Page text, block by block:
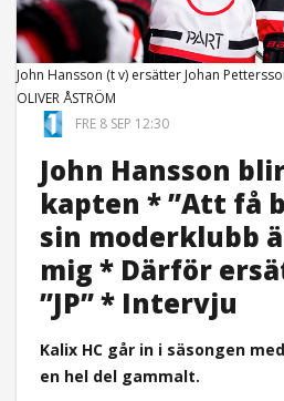
John Hansson (t v) ersätter Johan
OLIVER ÅSTRÖM
FRE 8 SEP 12:30
John Hansson
kapten * ”Att få
sin moderklubb
mig * Därför
”JP” * Intervju
Kalix HC går in i säsongen
en hel del gammalt.